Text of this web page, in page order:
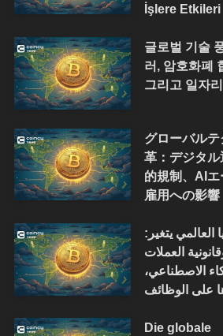
İşlere Etkileri
글로벌 기술
러, 암호화폐
그리고 일자
グローバル
革：デジタ
的規制、AI
雇用への影響
العالمي يتغير:
العملات
الاصطناعي،
على الوظائف
Die globale